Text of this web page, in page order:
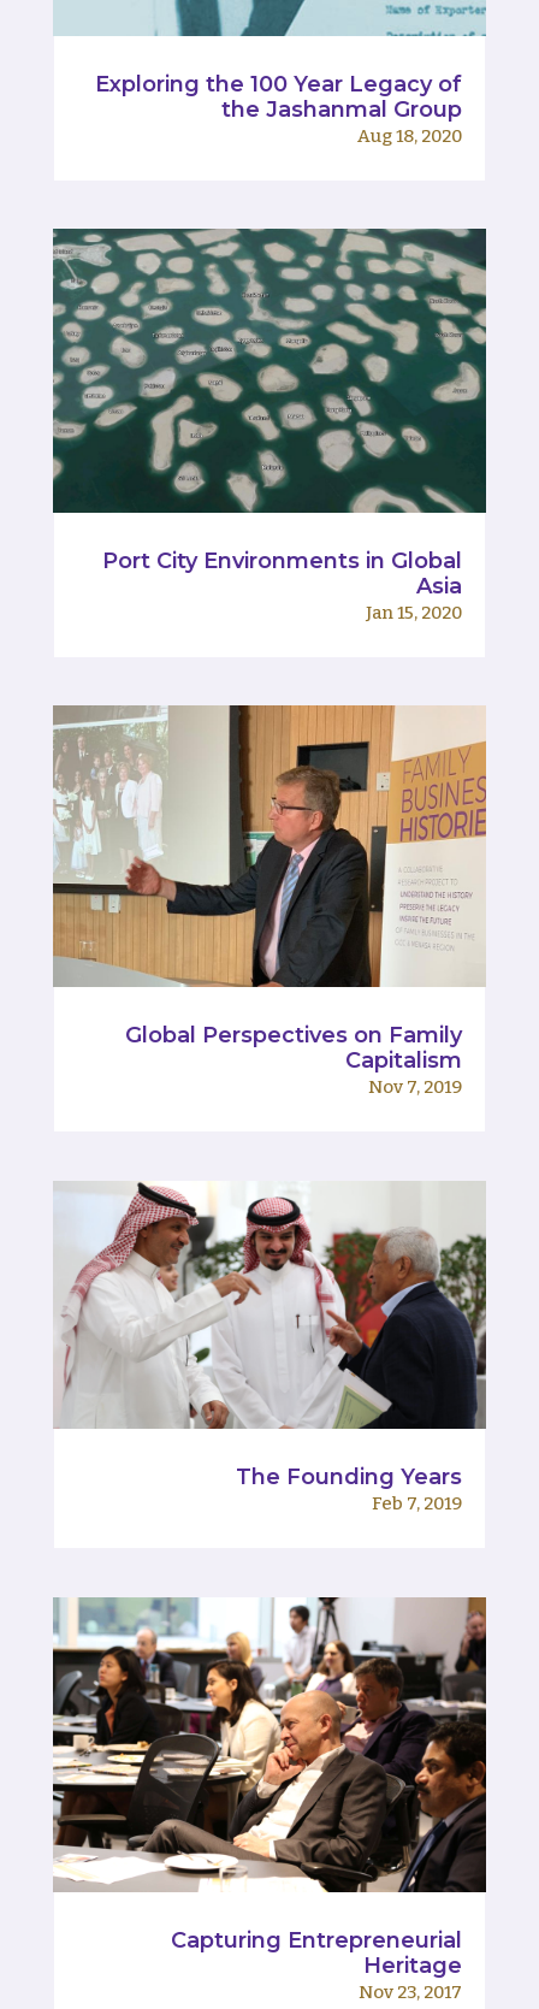
Exploring the 100 Year Legacy of
the Jashanmal Group
Aug 18, 2020
Port City Environments in Global
Asia
Jan 15, 2020
Global Perspectives on Family
Capitalism
Nov 7, 2019
The Founding Years
Feb 7, 2019
Capturing Entrepreneurial
Heritage
Nov 23, 2017